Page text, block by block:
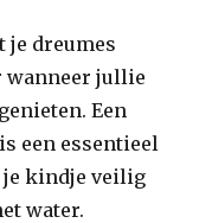
je dreumes
wanneer jullie
Een
een essentieel
je kindje veilig
water.